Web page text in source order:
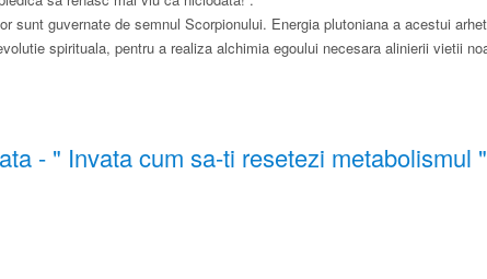
sunt guvernate de semnul Scorpionului. Energia plutoniana a acestui
spirituala, pentru a realiza alchimia egoului necesara alinierii vietii
- ​"​ Invata cum sa-ti resetezi metabolismul